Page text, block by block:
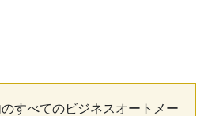
すべてのビジネスオートメー